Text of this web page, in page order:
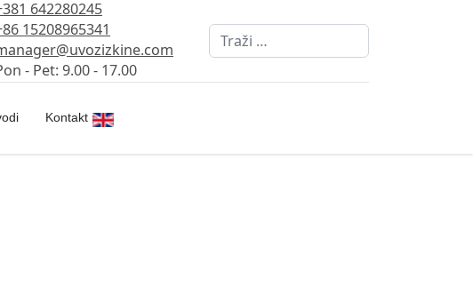
642280245
15208965341
- Pet: 9.00 - 17.00
Pretraži
Kontakt Izaberite vaš jezik